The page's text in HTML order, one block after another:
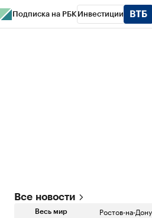
Подписка на РБК Инвестиции
Все новости
Весь мир Ростов-на-Дону